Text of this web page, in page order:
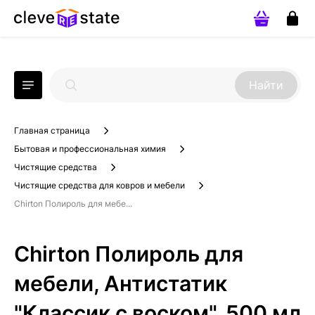
Найти
Главная страница
Бытовая и профессиональная химия
Чистящие средства
Чистящие средства для ковров и мебели
Chirton Полироль для мебе...
Chirton Полироль для
мебели, Антистатик